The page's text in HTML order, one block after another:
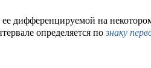
дифференцируемой на
определяется по знаку